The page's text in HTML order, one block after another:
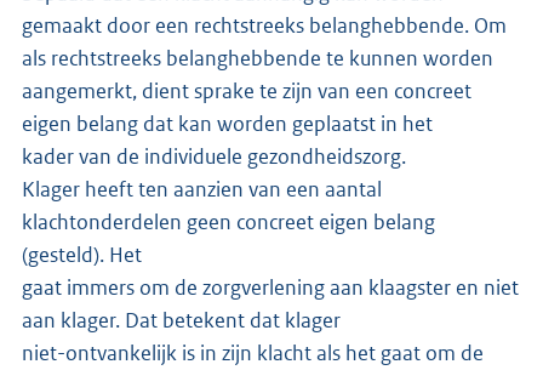
gemaakt door een rechtstreeks belanghebbende. Om
als rechtstreeks belanghebbende te kunnen worden
aangemerkt, dient sprake te zijn van een concreet
eigen belang dat kan worden geplaatst in het
kader van de individuele gezondheidszorg.
Klager heeft ten aanzien van een aantal
klachtonderdelen geen concreet eigen belang
(gesteld). Het
gaat immers om de zorgverlening aan klaagster en niet
aan klager. Dat betekent dat klager
niet-ontvankelijk is in zijn klacht als het gaat om de